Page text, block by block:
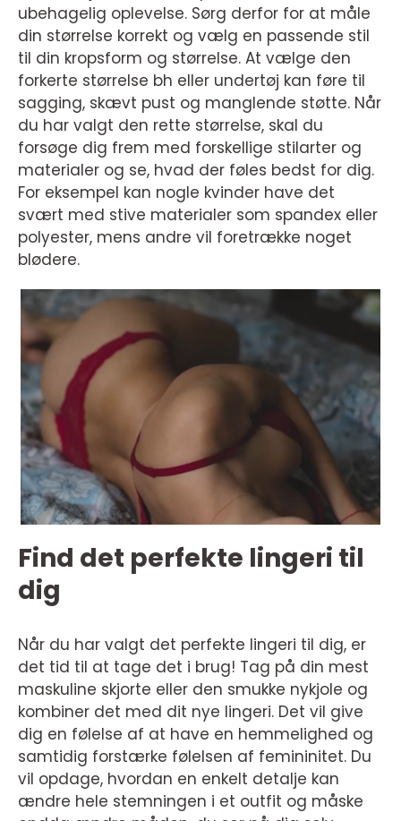
ubehagelig oplevelse. Sørg derfor for at måle
din størrelse korrekt og vælg en passende stil
til din kropsform og størrelse. At vælge den
forkerte størrelse bh eller undertøj kan føre til
sagging, skævt pust og manglende støtte. Når
du har valgt den rette størrelse, skal du
forsøge dig frem med forskellige stilarter og
materialer og se, hvad der føles bedst for dig.
For eksempel kan nogle kvinder have det
svært med stive materialer som spandex eller
polyester, mens andre vil foretrække noget
blødere.
Find det perfekte lingeri til
dig
Når du har valgt det perfekte lingeri til dig, er
det tid til at tage det i brug! Tag på din mest
maskuline skjorte eller den smukke nykjole og
kombiner det med dit nye lingeri. Det vil give
dig en følelse af at have en hemmelighed og
samtidig forstærke følelsen af femininitet. Du
vil opdage, hvordan en enkelt detalje kan
ændre hele stemningen i et outfit og måske